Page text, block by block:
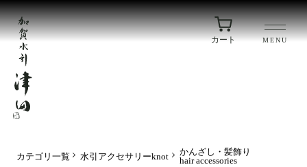
MENU
カート
カテゴリ一覧 水引アクセサリーknot
かんざし・髪飾り
hair accessories